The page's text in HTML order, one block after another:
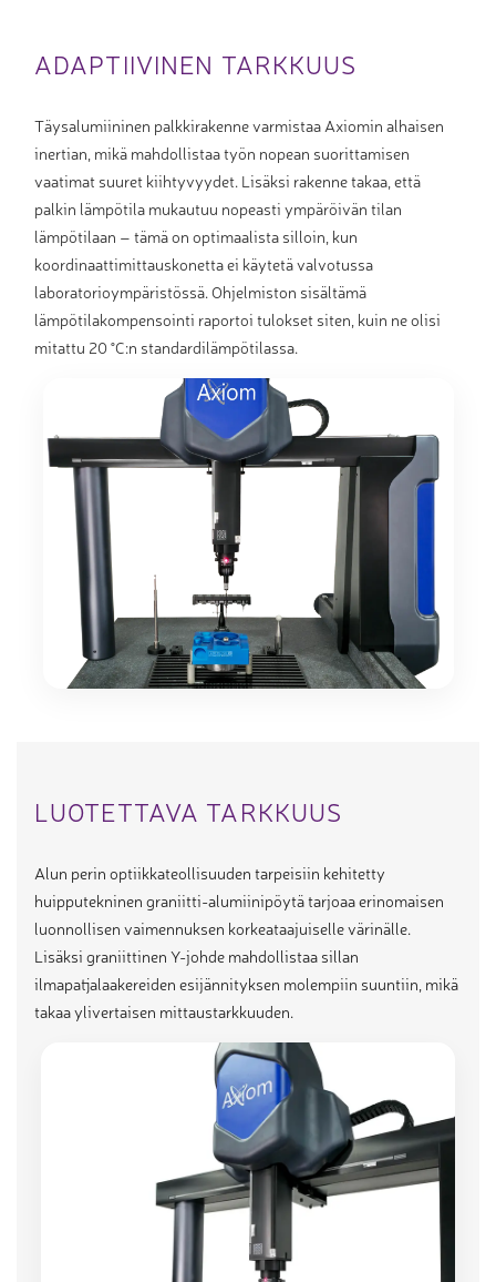
ADAPTIIVINEN TARKKUUS
Täysalumiininen palkkirakenne varmistaa Axiomin alhaisen
inertian, mikä mahdollistaa työn nopean suorittamisen
vaatimat suuret kiihtyvyydet. Lisäksi rakenne takaa, että
palkin lämpötila mukautuu nopeasti ympäröivän tilan
lämpötilaan – tämä on optimaalista silloin, kun
koordinaattimittauskonetta ei käytetä valvotussa
laboratorioympäristössä. Ohjelmiston sisältämä
lämpötilakompensointi raportoi tulokset siten, kuin ne olisi
mitattu 20 °C:n standardilämpötilassa.
LUOTETTAVA TARKKUUS
Alun perin optiikkateollisuuden tarpeisiin kehitetty
huipputekninen graniitti-alumiinipöytä tarjoaa erinomaisen
luonnollisen vaimennuksen korkeataajuiselle värinälle.
Lisäksi graniittinen Y-johde mahdollistaa sillan
ilmapatjalaakereiden esijännityksen molempiin suuntiin, mikä
takaa ylivertaisen mittaustarkkuuden.